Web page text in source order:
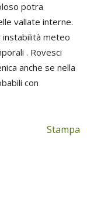
potra
vallate interne.
instabilità meteo
. Rovesci
anche se nella
con
Stampa